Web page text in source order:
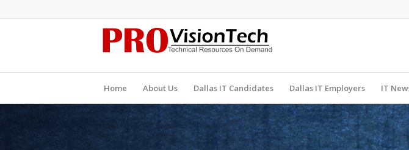
Home About Us Dallas IT Candidates Dallas IT Employers IT